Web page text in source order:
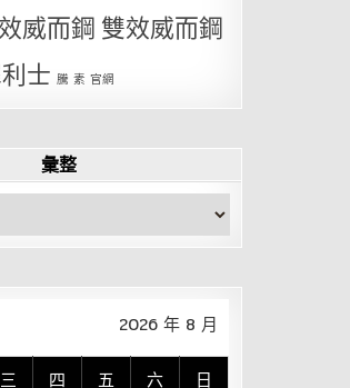
威而鋼 雙效威而鋼
士 騰 素 官網
彙整
2026 年 8 月
三 四 五 六 日